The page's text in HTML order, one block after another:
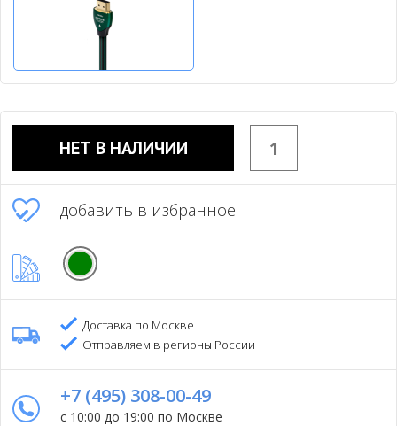
НЕТ В НАЛИЧИИ
добавить в избранное
Доставка по Москве
Отправляем в регионы России
+7 (495) 308-00-49
с 10:00 до 19:00 по Москве